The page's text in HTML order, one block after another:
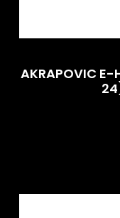
AKRAPOVIC E-